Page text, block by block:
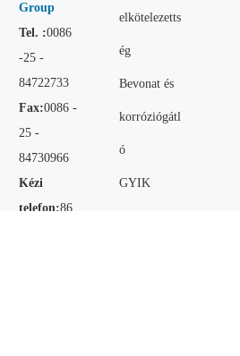
Group
Tel. :0086
-25 -
84722733
Fax:0086 -
25 -
84730966
Kézi
telefon:86
elkötelezetts
ég
Bevonat és
korróziógátl
ó
GYIK